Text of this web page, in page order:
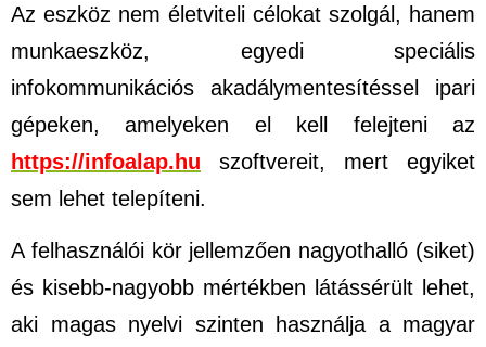
Az eszköz nem életviteli célokat szolgál, hanem
munkaeszköz, egyedi speciális
infokommunikációs akadálymentesítéssel ipari
gépeken, amelyeken el kell felejteni az
https://infoalap.hu szoftvereit, mert egyiket
sem lehet telepíteni.
A felhasználói kör jellemzően nagyothalló (siket)
és kisebb-nagyobb mértékben látássérült lehet,
aki magas nyelvi szinten használja a magyar